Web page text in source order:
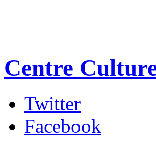
Centre
Twitter
Facebook